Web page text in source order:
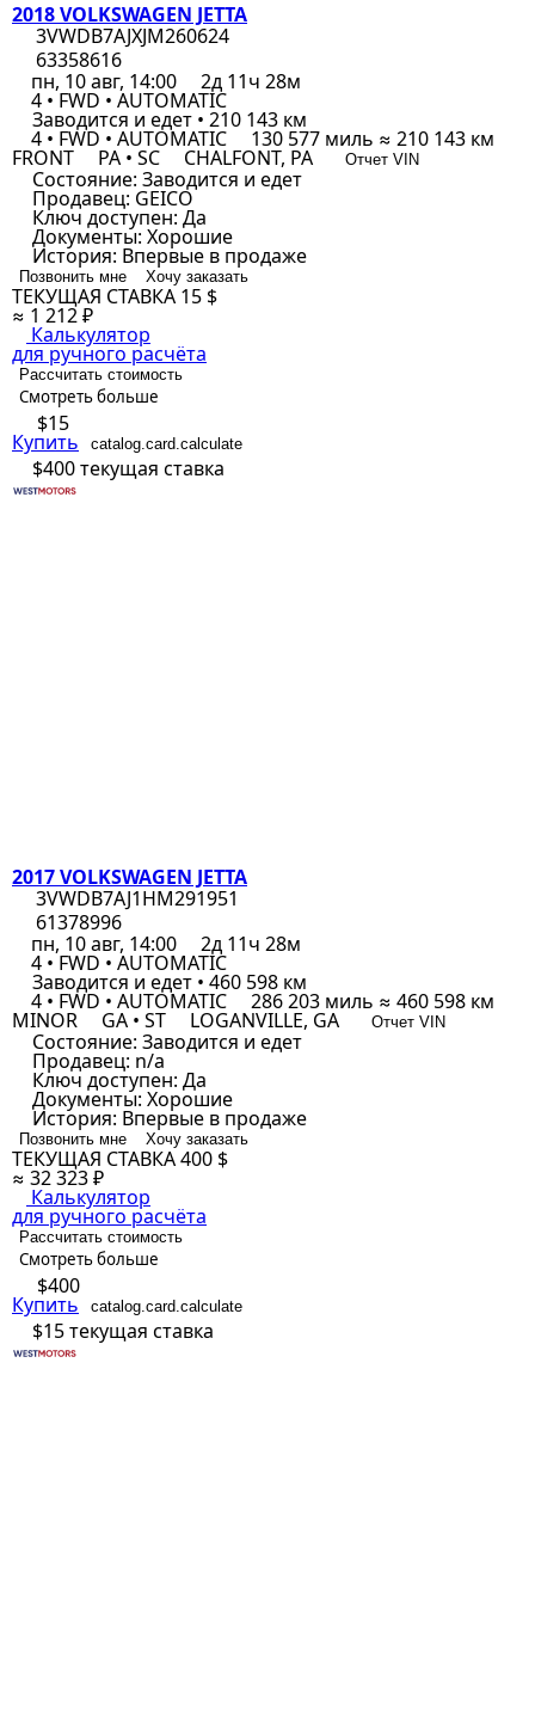
2018 VOLKSWAGEN JETTA
3VWDB7AJXJM260624
63358616
пн, 10 авг, 14:00
2д 11ч 28м
4 • FWD • AUTOMATIC
Заводится и едет • 210 143 км
4 • FWD • AUTOMATIC 130 577 миль ≈ 210 143 км
FRONT PA • SC CHALFONT, PA Отчет VIN
Состояние: Заводится и едет
Продавец: GEICO
Ключ доступен: Да
Документы: Хорошие
История: Впервые в продаже
Позвонить мне Хочу заказать
ТЕКУЩАЯ СТАВКА 15 $
≈ 1 212 ₽
Калькулятор
для ручного расчёта
Рассчитать стоимость
Смотреть больше
$15
Купить catalog.card.calculate
$400текущая ставка
2017 VOLKSWAGEN JETTA
3VWDB7AJ1HM291951
61378996
пн, 10 авг, 14:00
2д 11ч 28м
4 • FWD • AUTOMATIC
Заводится и едет • 460 598 км
4 • FWD • AUTOMATIC 286 203 миль ≈ 460 598 км
MINOR GA • ST LOGANVILLE, GA Отчет VIN
Состояние: Заводится и едет
Продавец: n/a
Ключ доступен: Да
Документы: Хорошие
История: Впервые в продаже
Позвонить мне Хочу заказать
ТЕКУЩАЯ СТАВКА400 $
≈ 32 323 ₽
Калькулятор
для ручного расчёта
Рассчитать стоимость
Смотреть больше
$400
Купить catalog.card.calculate
$15текущая ставка